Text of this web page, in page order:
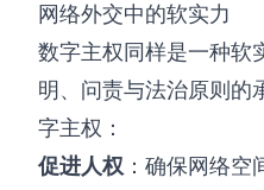
网络外交中的软实力
数字主权同样是一种软
明、问责与法治原则的
字主权：
促进人权 ：确保网络